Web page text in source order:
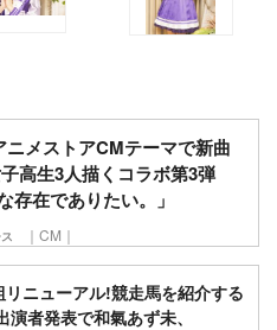
メストアCMテーマで新曲
高生3人描くコラボ第3弾
存在でありたい。」
｜CM｜
リニューアル!競走馬を紹介する
演者発表で和氣あず未、